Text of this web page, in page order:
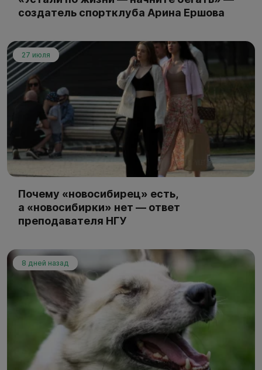
создатель спортклуба Арина Ершова
27 июля
Почему «новосибирец» есть,
а «новосибирки» нет — ответ
преподавателя НГУ
8 дней назад